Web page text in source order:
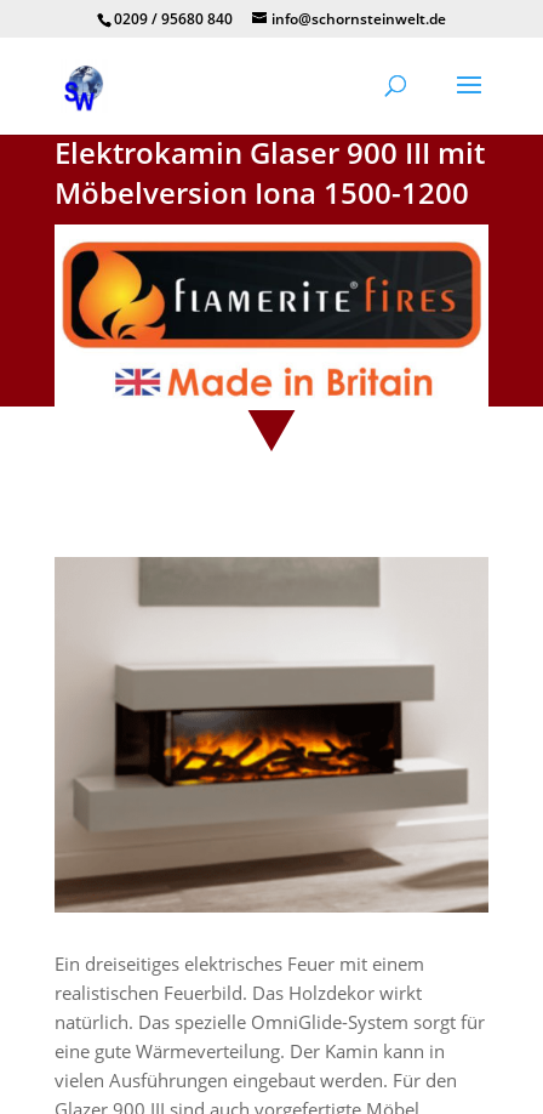
0209 / 95680 840 info@schornsteinwelt.de
Elektrokamin Glaser 900 III mit
Möbelversion Iona 1500-1200
Ein dreiseitiges elektrisches Feuer mit einem
realistischen Feuerbild. Das Holzdekor wirkt
natürlich. Das spezielle OmniGlide-System sorgt für
eine gute Wärmeverteilung. Der Kamin kann in
vielen Ausführungen eingebaut werden. Für den